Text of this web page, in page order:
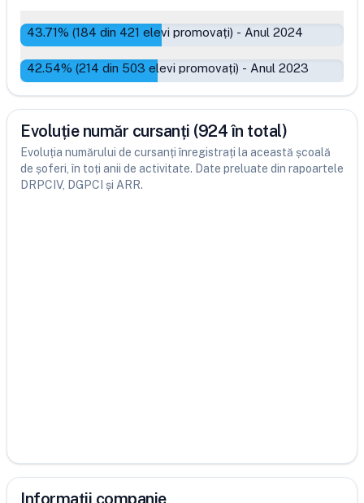
43.71% (184 din 421 elevi promovați) - Anul 2024
42.54% (214 din 503 elevi promovați) - Anul 2023
Evoluție număr cursanți (924 în total)
Evoluția numărului de cursanți înregistrați la această școală
de șoferi, în toți anii de activitate. Date preluate din rapoartele
DRPCIV, DGPCI și ARR.
Informații companie